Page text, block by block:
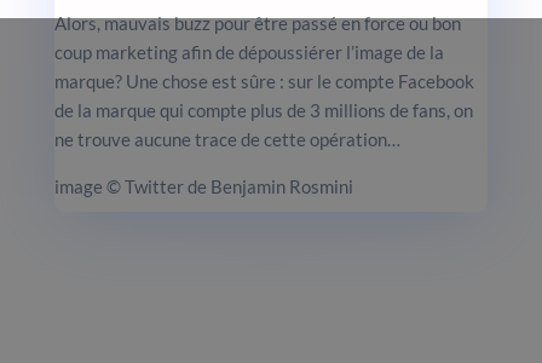
Alors, mauvais buzz pour être passé en force ou bon
coup marketing afin de dépoussiérer l’image de la
marque? Une chose est sûre : sur le compte Facebook
de la marque qui compte plus de 3 millions de fans, on
ne trouve aucune trace de cette opération…
image © Twitter de Benjamin Rosmini